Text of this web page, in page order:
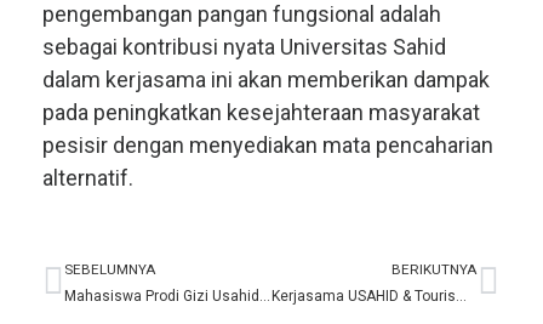
pengembangan pangan fungsional adalah
sebagai kontribusi nyata Universitas Sahid
dalam kerjasama ini akan memberikan dampak
pada peningkatkan kesejahteraan masyarakat
pesisir dengan menyediakan mata pencaharian
alternatif.
Prev
SEBELUMNYA
BERIKUTNYA